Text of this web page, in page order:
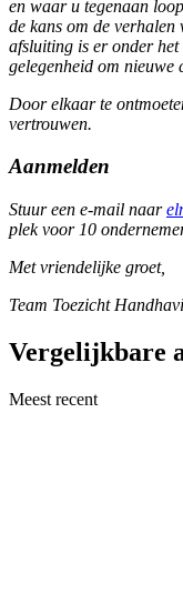
en waar u tegenaan
de kans om de verhalen
afsluiting is er onder het
gelegenheid om nieuwe
Door elkaar te
vertrouwen.
Aanmelden
Stuur een e-mail naar
plek voor 10
Met vriendelijke groet,
Team Toezicht
Vergelijkbare
Meest recent